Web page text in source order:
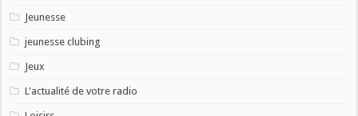
Jeunesse
jeunesse clubing
Jeux
L'actualité de votre radio